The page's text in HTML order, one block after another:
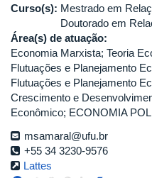
Curso(s): Mestrado em
Doutorado em
Área(s) de atuação:
Economia Marxista; Teoria
Flutuações e Planejamento
Flutuações e Planejamento
Crescimento e
Econômico; ECONOMIA
msamaral@ufu.br
+55 34 3230-9576
Lattes